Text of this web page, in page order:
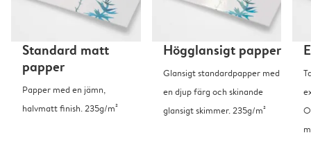
Standard matt
papper
Papper med en jämn,
halvmatt finish. 235g/m²
Högglansigt papper
Glansigt standardpapper med
en djup färg och skinande
glansigt skimmer. 235g/m²